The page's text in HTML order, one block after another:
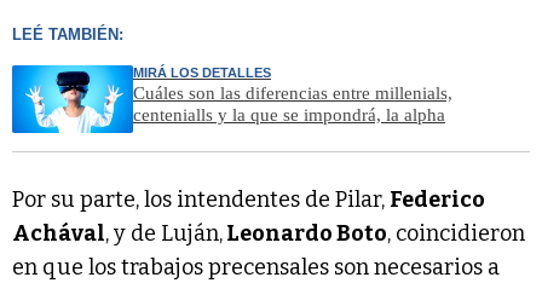
LEÉ TAMBIÉN:
MIRÁ LOS DETALLES
Cuáles son las diferencias entre millenials,
centenialls y la que se impondrá, la alpha
Por su parte, los intendentes de Pilar, Federico
Achával, y de Luján,Leonardo Boto, coincidieron
en que los trabajos precensales son necesarios a